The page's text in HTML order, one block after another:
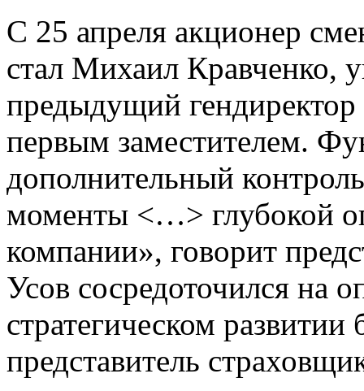
С 25 апреля акционер
стал Михаил Кравченко,
предыдущий гендиректор
первым заместителем.
дополнительный
моменты <…> глубокой
компании», говорит
Усов сосредоточился на
стратегическом развитии
представитель